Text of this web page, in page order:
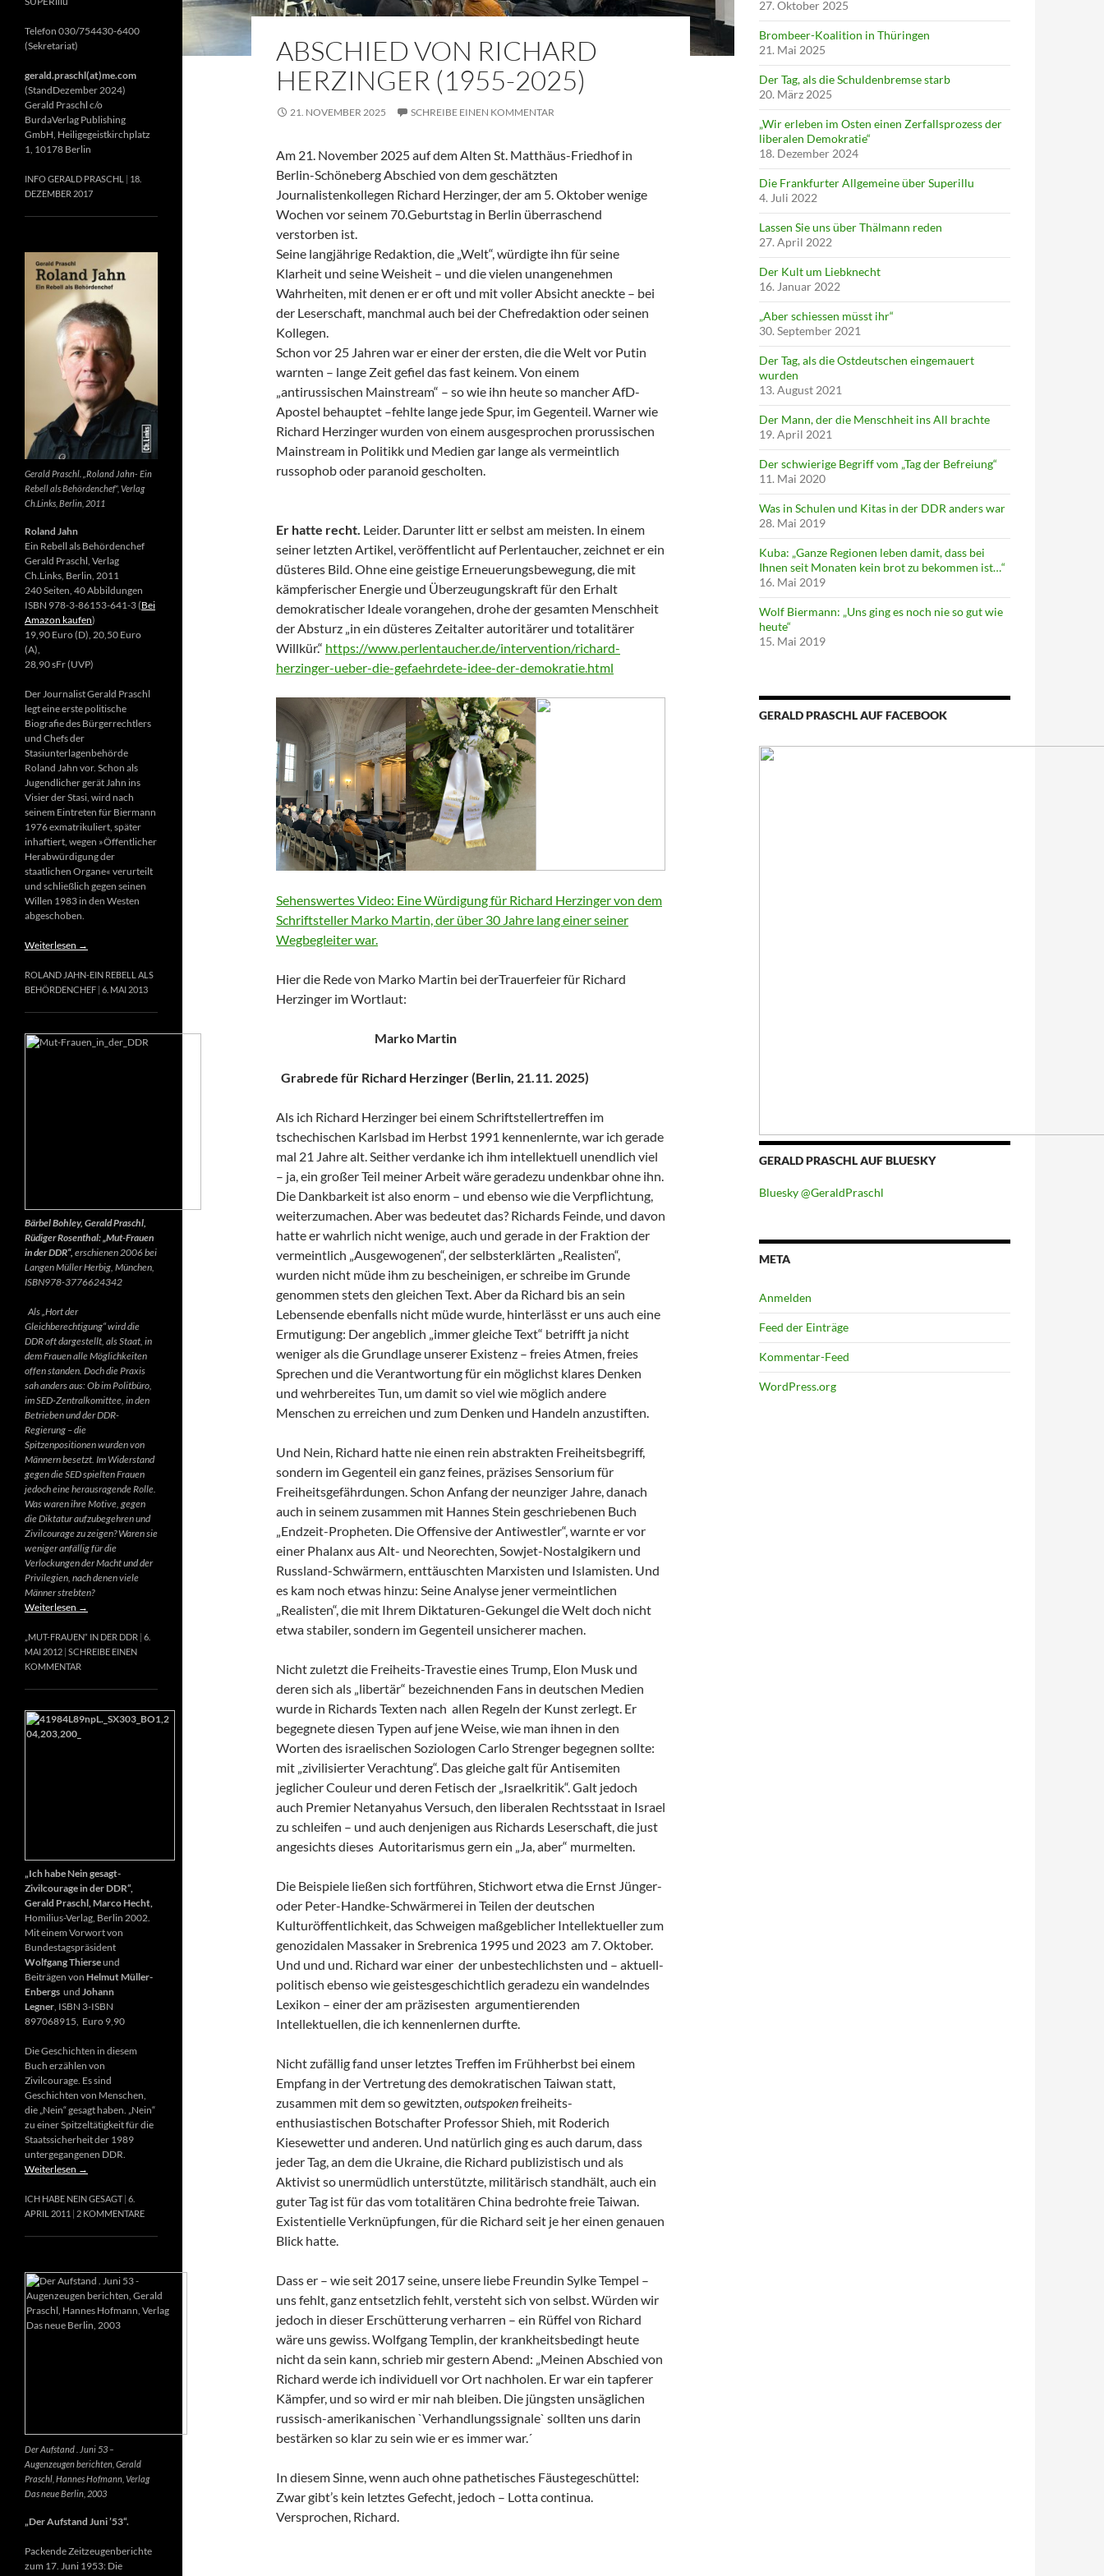
ABSCHIED VON RICHARD
HERZINGER (1955-2025)
21. NOVEMBER 2025 SCHREIBE EINEN KOMMENTAR
Am 21. November 2025 auf dem Alten St. Matthäus-Friedhof in
Berlin-Schöneberg Abschied von dem geschätzten
Journalistenkollegen Richard Herzinger, der am 5. Oktober wenige
Wochen vor seinem 70.Geburtstag in Berlin überraschend
verstorben ist.
Seine langjährige Redaktion, die „Welt“, würdigte ihn für seine
Klarheit und seine Weisheit – und die vielen unangenehmen
Wahrheiten, mit denen er er oft und mit voller Absicht aneckte – bei
der Leserschaft, manchmal auch bei der Chefredaktion oder seinen
Kollegen.
Schon vor 25 Jahren war er einer der ersten, die die Welt vor Putin
warnten – lange Zeit gefiel das fast keinem. Von einem
„antirussischen Mainstream“ – so wie ihn heute so mancher AfD-
Apostel behauptet –fehlte lange jede Spur, im Gegenteil. Warner wie
Richard Herzinger wurden von einem ausgesprochen prorussischen
Mainstream in Politikk und Medien gar lange als vermeintlich
russophob oder paranoid gescholten.
Er hatte recht. Leider. Darunter litt er selbst am meisten. In einem
seiner letzten Artikel, veröffentlicht auf Perlentaucher, zeichnet er ein
düsteres Bild. Ohne eine geistige Erneuerungsbewegung, die mit
kämpferischer Energie und Überzeugungskraft für den Erhalt
demokratischer Ideale vorangehen, drohe der gesamten Menschheit
der Absturz „in ein düsteres Zeitalter autoritärer und totalitärer
Willkür.“ https://www.perlentaucher.de/intervention/richard-
herzinger-ueber-die-gefaehrdete-idee-der-demokratie.html
Sehenswertes Video: Eine Würdigung für Richard Herzinger von dem
Schriftsteller Marko Martin, der über 30 Jahre lang einer seiner
Wegbegleiter war.
Hier die Rede von Marko Martin bei derTrauerfeier für Richard
Herzinger im Wortlaut:
Marko Martin
Grabrede für Richard Herzinger (Berlin, 21.11. 2025)
Als ich Richard Herzinger bei einem Schriftstellertreffen im
tschechischen Karlsbad im Herbst 1991 kennenlernte, war ich gerade
mal 21 Jahre alt. Seither verdanke ich ihm intellektuell unendlich viel
– ja, ein großer Teil meiner Arbeit wäre geradezu undenkbar ohne ihn.
Die Dankbarkeit ist also enorm – und ebenso wie die Verpflichtung,
weiterzumachen. Aber was bedeutet das? Richards Feinde, und davon
hatte er wahrlich nicht wenige, auch und gerade in der Fraktion der
vermeintlich „Ausgewogenen“, der selbsterklärten „Realisten“,
wurden nicht müde ihm zu bescheinigen, er schreibe im Grunde
genommen stets den gleichen Text. Aber da Richard bis an sein
Lebensende ebenfalls nicht müde wurde, hinterlässt er uns auch eine
Ermutigung: Der angeblich „immer gleiche Text“ betrifft ja nicht
weniger als die Grundlage unserer Existenz – freies Atmen, freies
Sprechen und die Verantwortung für ein möglichst klares Denken
und wehrbereites Tun, um damit so viel wie möglich andere
Menschen zu erreichen und zum Denken und Handeln anzustiften.
Und Nein, Richard hatte nie einen rein abstrakten Freiheitsbegriff,
sondern im Gegenteil ein ganz feines, präzises Sensorium für
Freiheitsgefährdungen. Schon Anfang der neunziger Jahre, danach
auch in seinem zusammen mit Hannes Stein geschriebenen Buch
„Endzeit-Propheten. Die Offensive der Antiwestler“, warnte er vor
einer Phalanx aus Alt- und Neorechten, Sowjet-Nostalgikern und
Russland-Schwärmern, enttäuschten Marxisten und Islamisten. Und
es kam noch etwas hinzu: Seine Analyse jener vermeintlichen
„Realisten“, die mit Ihrem Diktaturen-Gekungel die Welt doch nicht
etwa stabiler, sondern im Gegenteil unsicherer machen.
Nicht zuletzt die Freiheits-Travestie eines Trump, Elon Musk und
deren sich als „libertär“ bezeichnenden Fans in deutschen Medien
wurde in Richards Texten nach allen Regeln der Kunst zerlegt. Er
begegnete diesen Typen auf jene Weise, wie man ihnen in den
Worten des israelischen Soziologen Carlo Strenger begegnen sollte:
mit „zivilisierter Verachtung“. Das gleiche galt für Antisemiten
jeglicher Couleur und deren Fetisch der „Israelkritik“. Galt jedoch
auch Premier Netanyahus Versuch, den liberalen Rechtsstaat in Israel
zu schleifen – und auch denjenigen aus Richards Leserschaft, die just
angesichts dieses Autoritarismus gern ein „Ja, aber“ murmelten.
Die Beispiele ließen sich fortführen, Stichwort etwa die Ernst Jünger-
oder Peter-Handke-Schwärmerei in Teilen der deutschen
Kulturöffentlichkeit, das Schweigen maßgeblicher Intellektueller zum
genozidalen Massaker in Srebrenica 1995 und 2023 am 7. Oktober.
Und und und. Richard war einer der unbestechlichsten und – aktuell-
politisch ebenso wie geistesgeschichtlich geradezu ein wandelndes
Lexikon – einer der am präzisesten argumentierenden
Intellektuellen, die ich kennenlernen durfte.
Nicht zufällig fand unser letztes Treffen im Frühherbst bei einem
Empfang in der Vertretung des demokratischen Taiwan statt,
zusammen mit dem so gewitzten, outspokenfreiheits-
enthusiastischen Botschafter Professor Shieh, mit Roderich
Kiesewetter und anderen. Und natürlich ging es auch darum, dass
jeder Tag, an dem die Ukraine, die Richard publizistisch und als
Aktivist so unermüdlich unterstützte, militärisch standhält, auch ein
guter Tag ist für das vom totalitären China bedrohte freie Taiwan.
Existentielle Verknüpfungen, für die Richard seit je her einen genauen
Blick hatte.
Dass er – wie seit 2017 seine, unsere liebe Freundin Sylke Tempel –
uns fehlt, ganz entsetzlich fehlt, versteht sich von selbst. Würden wir
jedoch in dieser Erschütterung verharren – ein Rüffel von Richard
wäre uns gewiss. Wolfgang Templin, der krankheitsbedingt heute
nicht da sein kann, schrieb mir gestern Abend: „Meinen Abschied von
Richard werde ich individuell vor Ort nachholen. Er war ein tapferer
Kämpfer, und so wird er mir nah bleiben. Die jüngsten unsäglichen
russisch-amerikanischen `Verhandlungssignale` sollten uns darin
bestärken so klar zu sein wie er es immer war.´
In diesem Sinne, wenn auch ohne pathetisches Fäustegeschüttel:
Zwar gibt’s kein letztes Gefecht, jedoch – Lotta continua.
Versprochen, Richard.
27. Oktober 2025
Brombeer-Koalition in Thüringen
21. Mai 2025
Der Tag, als die Schuldenbremse starb
20. März 2025
„Wir erleben im Osten einen Zerfallsprozess der
liberalen Demokratie“
18. Dezember 2024
Die Frankfurter Allgemeine über Superillu
4. Juli 2022
Lassen Sie uns über Thälmann reden
27. April 2022
Der Kult um Liebknecht
16. Januar 2022
„Aber schiessen müsst ihr“
30. September 2021
Der Tag, als die Ostdeutschen eingemauert
wurden
13. August 2021
Der Mann, der die Menschheit ins All brachte
19. April 2021
Der schwierige Begriff vom „Tag der Befreiung“
11. Mai 2020
Was in Schulen und Kitas in der DDR anders war
28. Mai 2019
Kuba: „Ganze Regionen leben damit, dass bei
Ihnen seit Monaten kein brot zu bekommen ist…“
16. Mai 2019
Wolf Biermann: „Uns ging es noch nie so gut wie
heute“
15. Mai 2019
GERALD PRASCHL AUF FACEBOOK
GERALD PRASCHL AUF BLUESKY
Bluesky @GeraldPraschl
META
Anmelden
Feed der Einträge
Kommentar-Feed
WordPress.org
Telefon 030/754430-6400
(Sekretariat)
gerald.praschl(at)me.com
(StandDezember 2024)
Gerald Praschl c/o
BurdaVerlag Publishing
GmbH, Heiligegeistkirchplatz
1, 10178 Berlin
INFO GERALD PRASCHL
18.
DEZEMBER 2017
Gerald Praschl. „Roland Jahn- Ein
Rebell als Behördenchef“, Verlag
Ch.Links, Berlin, 2011
Roland Jahn
Ein Rebell als Behördenchef
Gerald Praschl, Verlag
Ch.Links, Berlin, 2011
240 Seiten, 40 Abbildungen
ISBN 978-3-86153-641-3 (Bei
Amazon kaufen)
19,90 Euro (D), 20,50 Euro
(A),
28,90 sFr (UVP)
Der Journalist Gerald Praschl
legt eine erste politische
Biografie des Bürgerrechtlers
und Chefs der
Stasiunterlagenbehörde
Roland Jahn vor. Schon als
Jugendlicher gerät Jahn ins
Visier der Stasi, wird nach
seinem Eintreten für Biermann
1976 exmatrikuliert, später
inhaftiert, wegen »Öffentlicher
Herabwürdigung der
staatlichen Organe« verurteilt
und schließlich gegen seinen
Willen 1983 in den Westen
abgeschoben.
Weiterlesen →
ROLAND JAHN-EIN REBELL ALS
BEHÖRDENCHEF 6. MAI 2013
Bärbel Bohley, Gerald Praschl,
Rüdiger Rosenthal: „Mut-Frauen
in der DDR“, erschienen 2006 bei
Langen Müller Herbig, München,
ISBN978-3776624342
Als „Hort der
Gleichberechtigung“ wird die
DDR oft dargestellt, als Staat, in
dem Frauen alle Möglichkeiten
offen standen. Doch die Praxis
sah anders aus: Ob im Politbüro,
im SED-Zentralkomittee, in den
Betrieben und der DDR-
Regierung – die
Spitzenpositionen wurden von
Männern besetzt. Im Widerstand
gegen die SED spielten Frauen
jedoch eine herausragende Rolle.
Was waren ihre Motive, gegen
die Diktatur aufzubegehren und
Zivilcourage zu zeigen? Waren sie
weniger anfällig für die
Verlockungen der Macht und der
Privilegien, nach denen viele
Männer strebten?
Weiterlesen →
„MUT-FRAUEN“ IN DER DDR 6.
MAI 2012 SCHREIBE EINEN
KOMMENTAR
„Ich habe Nein gesagt-
Zivilcourage in der DDR“,
Gerald Praschl, Marco Hecht,
Homilius-Verlag, Berlin 2002.
Mit einem Vorwort von
Bundestagspräsident
Wolfgang Thierseund
Beiträgen von Helmut Müller-
Enbergs und Johann
Legner , ISBN 3-ISBN
897068915, Euro 9,90
Die Geschichten in diesem
Buch erzählen von
Zivilcourage. Es sind
Geschichten von Menschen,
die „Nein“ gesagt haben. „Nein“
zu einer Spitzeltätigkeit für die
Staatssicherheit der 1989
untergegangenen DDR.
Weiterlesen →
ICH HABE NEIN GESAGT 6.
APRIL 2011
2 KOMMENTARE
Der Aufstand . Juni 53 –
Augenzeugen berichten, Gerald
Praschl, Hannes Hofmann, Verlag
Das neue Berlin, 2003
„Der Aufstand Juni ’53“.
Packende Zeitzeugenberichte
zum 17. Juni 1953: Die